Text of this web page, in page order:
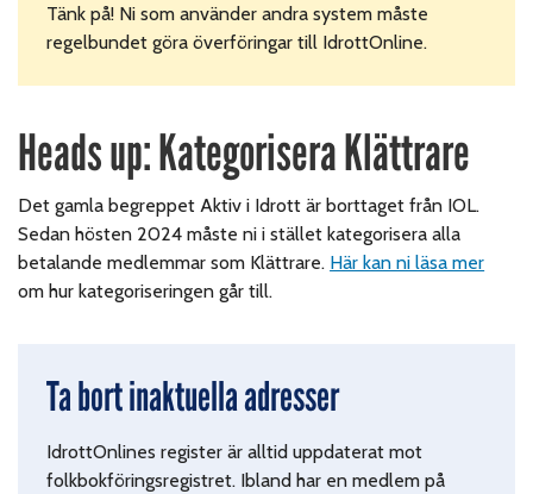
Tänk på! Ni som använder andra system måste
regelbundet göra överföringar till IdrottOnline.
Heads up: Kategorisera Klättrare
Det gamla begreppet Aktiv i Idrott är borttaget från IOL.
Sedan hösten 2024 måste ni i stället kategorisera alla
betalande medlemmar som Klättrare. Här kan ni läsa mer
om hur kategoriseringen går till.
Ta bort inaktuella adresser
IdrottOnlines register är alltid uppdaterat mot
folkbokföringsregistret. Ibland har en medlem på